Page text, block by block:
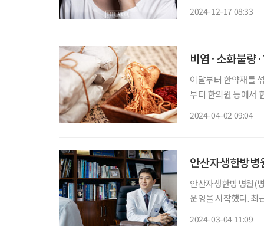
2024-12-17 08:33
비염·소화불량
이달부터 한약재를 섞어
부터 한의원 등에서
2024-04-02 09:04
안산자생한방
안산자생한방병원(
운영을 시작했다. 최
2024-03-04 11:09